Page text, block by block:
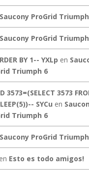
Saucony ProGrid
Saucony ProGrid
BY 1-- YXLp en
Triumph 6
3573=(SELECT 3573
SYCu en
Triumph 6
Saucony ProGrid
en Esto es todo amigos!